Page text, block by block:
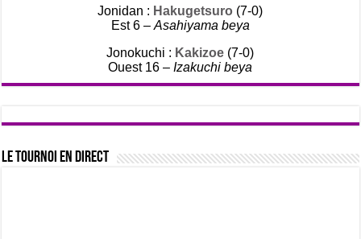
Jonidan : Hakugetsuro (7-0)
Est 6 –Asahiyama beya
Jonokuchi : Kakizoe (7-0)
Ouest 16 –Izakuchi beya
Le tournoi en direct